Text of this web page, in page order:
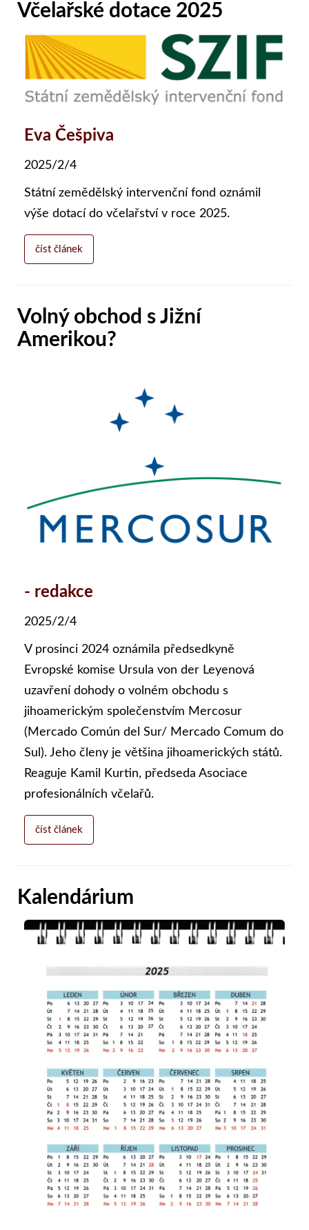
Včelařské dotace 2025
Eva Češpiva
2025/2/4
Státní zemědělský intervenční fond oznámil
výše dotací do včelařství v roce 2025.
číst článek
Volný obchod s Jižní
Amerikou?
- redakce
2025/2/4
V prosinci 2024 oznámila předsedkyně
Evropské komise Ursula von der Leyenová
uzavření dohody o volném obchodu s
jihoamerickým společenstvím Mercosur
(Mercado Común del Sur/ Mercado Comum do
Sul). Jeho členy je většina jihoamerických států.
Reaguje Kamil Kurtin, předseda Asociace
profesionálních včelařů.
číst článek
Kalendárium